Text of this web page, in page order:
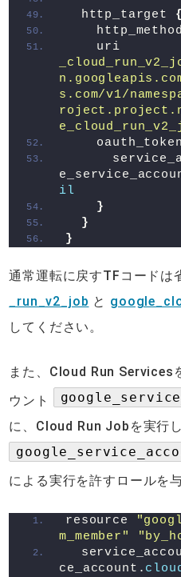
  http_target
{
uri
s.com/v1/
il
}
}
}
通常運転に戻すTFコードは
_run_v2_job と
してください。
また、Cloud Run Services
ウント
に、Cloud Run Jobを実行
による実行を許すロールを
resource
m_member"
ce_account.